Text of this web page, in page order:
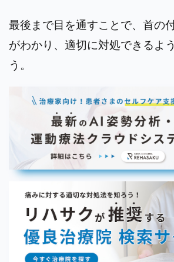
最後まで目を通すことで、首の
がわかり、適切に対処できるよ
う。